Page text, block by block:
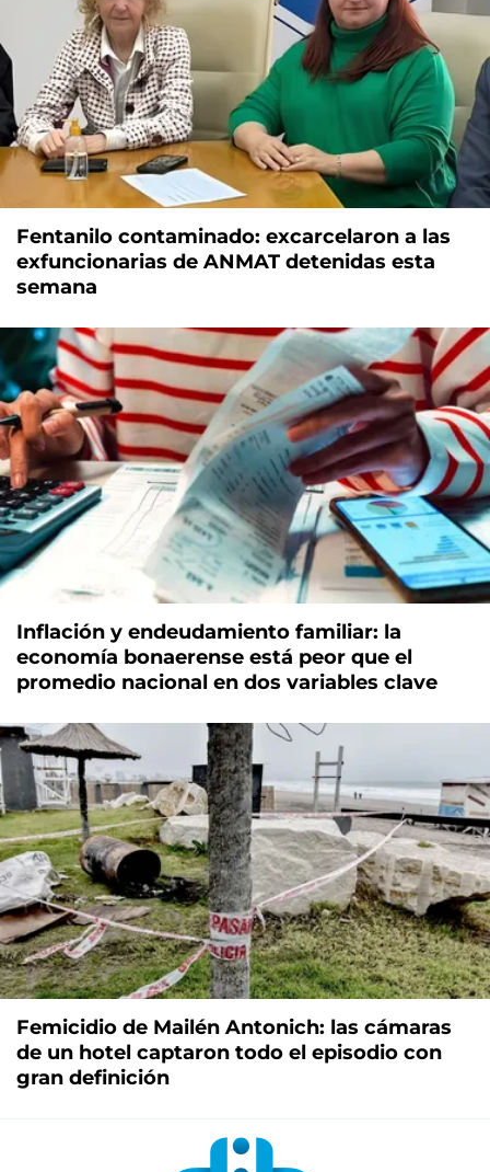
Fentanilo contaminado: excarcelaron a las
exfuncionarias de ANMAT detenidas esta
semana
Inflación y endeudamiento familiar: la
economía bonaerense está peor que el
promedio nacional en dos variables clave
Femicidio de Mailén Antonich: las cámaras
de un hotel captaron todo el episodio con
gran definición